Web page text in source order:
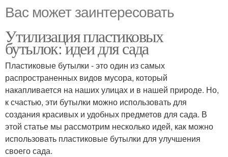
Вас может заинтересовать
Утилизация пластиковых
бутылок: идеи для сада
Пластиковые бутылки - это один из самых
распространенных видов мусора, который
накапливается на наших улицах и в нашей природе. Но,
к счастью, эти бутылки можно использовать для
создания красивых и удобных предметов для сада. В
этой статье мы рассмотрим несколько идей, как можно
использовать пластиковые бутылки для улучшения
своего сада.